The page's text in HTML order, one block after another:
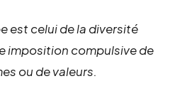
est celui de la diversité
imposition compulsive de
ou de valeurs.